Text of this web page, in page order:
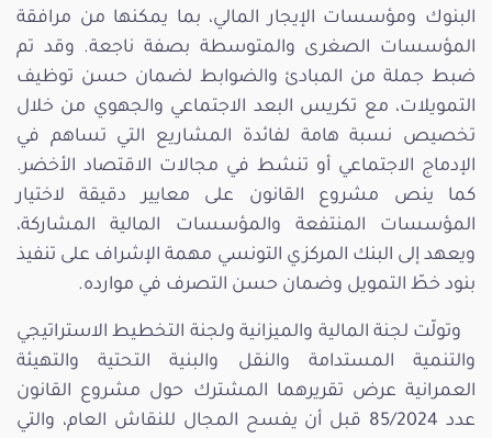
البنوك ومؤسسات الإيجار المالي، بما يمكنها من مرافقة
المؤسسات الصغرى والمتوسطة بصفة ناجعة. وقد تم
ضبط جملة من المبادئ والضوابط لضمان حسن توظيف
التمويلات، مع تكريس البعد الاجتماعي والجهوي من خلال
تخصيص نسبة هامة لفائدة المشاريع التي تساهم في
الإدماج الاجتماعي أو تنشط في مجالات الاقتصاد الأخضر.
كما ينص مشروع القانون على معايير دقيقة لاختيار
المؤسسات المنتفعة والمؤسسات المالية المشاركة،
ويعهد إلى البنك المركزي التونسي مهمة الإشراف على تنفيذ
بنود خطّ التمويل وضمان حسن التصرف في موارده.
وتولّت لجنة المالية والميزانية ولجنة التخطيط الاستراتيجي
والتنمية المستدامة والنقل والبنية التحتية والتهيئة
العمرانية عرض تقريرهما المشترك حول مشروع القانون
عدد 85/2024 قبل أن يفسح المجال للنقاش العام، والتي